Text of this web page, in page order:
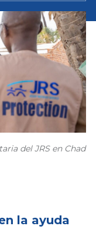
del JRS en Chad
la ayuda